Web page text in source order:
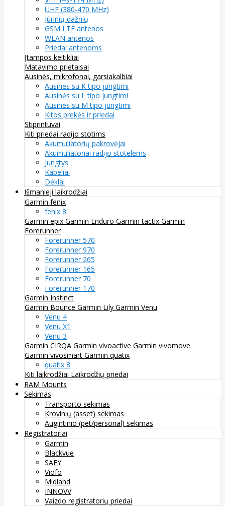
UHF (380-470 MHz)
Jūrinių dažnių
GSM LTE antenos
WLAN antenos
Priedai antenoms
Įtampos keitikliai
Matavimo prietaisai
Ausinės, mikrofonai, garsiakalbiai
Ausinės su K tipo jungtimi
Ausinės su L tipo jungtimi
Ausinės su M tipo jungtimi
Kitos prekės ir priedai
Stiprintuvai
Kiti priedai radijo stotims
Akumuliatorių pakrovėjai
Akumuliatoriai radijo stotelėms
Jungtys
Kabeliai
Dėklai
Išmanieji laikrodžiai
Garmin fenix
fenix 8
Garmin epix Garmin Enduro Garmin tactix Garmin
Forerunner
Forerunner 570
Forerunner 970
Forerunner 265
Forerunner 165
Forerunner 70
Forerunner 170
Garmin Instinct
Garmin Bounce Garmin Lily Garmin Venu
Venu 4
Venu X1
Venu 3
Garmin CIRQA Garmin vivoactive Garmin vivomove
Garmin vivosmart Garmin quatix
quatix 8
Kiti laikrodžiai Laikrodžių priedai
RAM Mounts
Sekimas
Transporto sekimas
Krovinių (asset) sekimas
Augintinio (pet/personal) sekimas
Registratoriai
Garmin
Blackvue
SAFY
Viofo
Midland
INNOVV
Vaizdo registratorių priedai